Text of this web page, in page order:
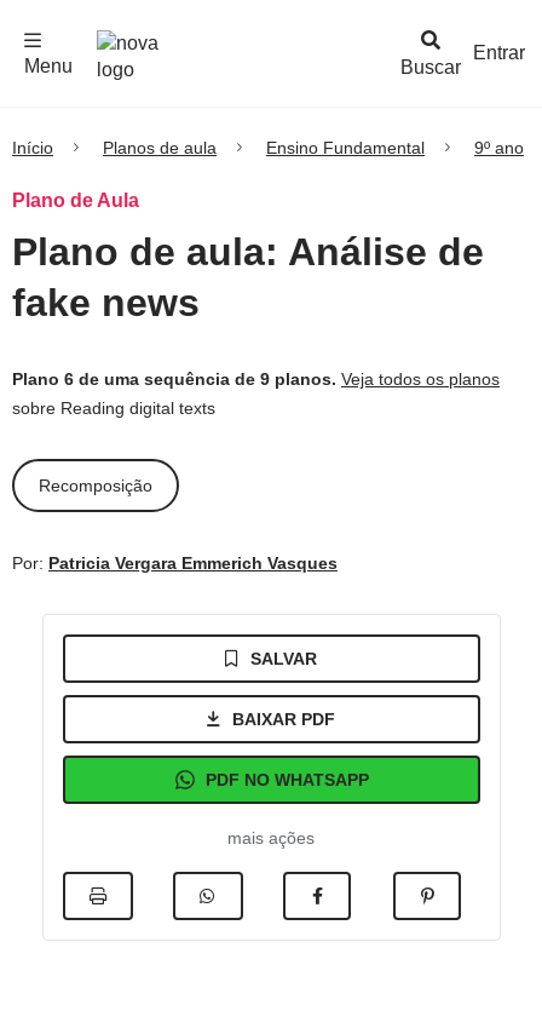
Buscar
Menu
Entrar
Início Planos de aula Ensino Fundamental 9º ano
Plano de Aula
Plano de aula: Análise de
fake news
Plano 6 de uma sequência de 9 planos. Veja todos os planos
sobre Reading digital texts
Recomposição
Por: Patricia Vergara Emmerich Vasques
SALVAR
BAIXAR PDF
PDF NO WHATSAPP
mais ações